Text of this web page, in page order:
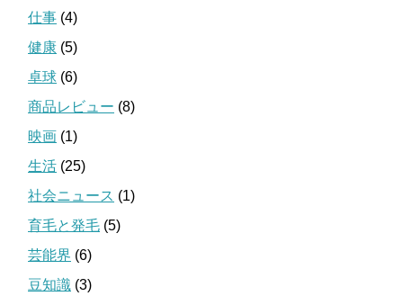
仕事 (4)
健康 (5)
卓球 (6)
商品レビュー (8)
映画 (1)
生活 (25)
社会ニュース (1)
育毛と発毛 (5)
芸能界 (6)
豆知識 (3)